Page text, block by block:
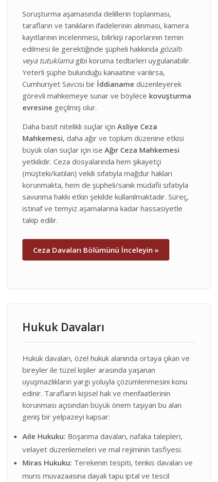
Soruşturma aşamasında delillerin toplanması,
tarafların ve tanıkların ifadelerinin alınması, kamera
kayıtlarının incelenmesi, bilirkişi raporlarının temin
edilmesi ile gerektiğinde şüpheli hakkında gözaltı
veya tutuklamagibi koruma tedbirleri uygulanabilir.
Yeterli şüphe bulunduğu kanaatine varılırsa,
Cumhuriyet Savcısı bir İddianame düzenleyerek
görevli mahkemeye sunar ve böylece kovuşturma
evresine geçilmiş olur.
Daha basit nitelikli suçlar için Asliye Ceza
Mahkemesi, daha ağır ve toplum düzenine etkisi
büyük olan suçlar için ise Ağır Ceza Mahkemesi
yetkilidir. Ceza dosyalarında hem şikayetçi
(müşteki/katılan) vekili sıfatıyla mağdur hakları
korunmakta, hem de şüpheli/sanık müdafii sıfatıyla
savunma hakkı etkin şekilde kullanılmaktadır. Süreç,
istinaf ve temyiz aşamalarına kadar hassasiyetle
takip edilir.
Ceza Davaları Bölümünü İnceleyin »
Hukuk Davaları
Hukuk davaları, özel hukuk alanında ortaya çıkan ve
bireyler ile tüzel kişiler arasında yaşanan
uyuşmazlıkların yargı yoluyla çözümlenmesini konu
edinir. Tarafların kişisel hak ve menfaatlerinin
korunması açısından büyük önem taşıyan bu alan
geniş bir yelpazeyi kapsar:
Aile Hukuku: Boşanma davaları, nafaka talepleri,
velayet düzenlemeleri ve mal rejiminin tasfiyesi.
Miras Hukuku: Terekenin tespiti, tenkis davaları ve
muris muvazaasına dayalı tapu iptal ve tescil